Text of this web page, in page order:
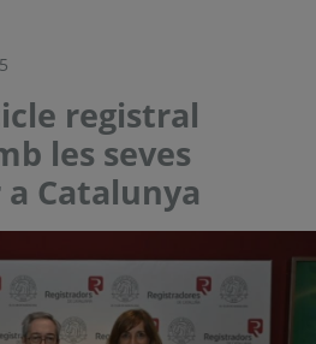
registral
les seves
Catalunya